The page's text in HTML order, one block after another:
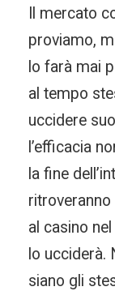
Il mercato
proviamo,
lo farà mai
al tempo
uccidere
l’efficacia
la fine
al casino
lo ucciderà.
siano gli